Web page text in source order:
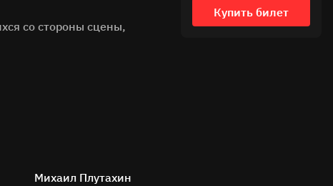
со стороны сцены,
Михаил Плутахин
Купить билет